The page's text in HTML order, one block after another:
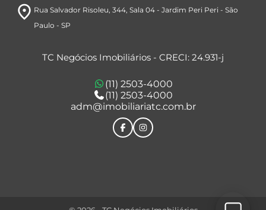
room Rua Salvador Risoleu, 344, Sala 04- Jardim Peri Peri - São
Paulo - SP
TC Negócios Imobiliários - CRECI: 24.931-j
(11) 2503-4000
(11) 2503-4000
adm@imobiliariatc.com.br